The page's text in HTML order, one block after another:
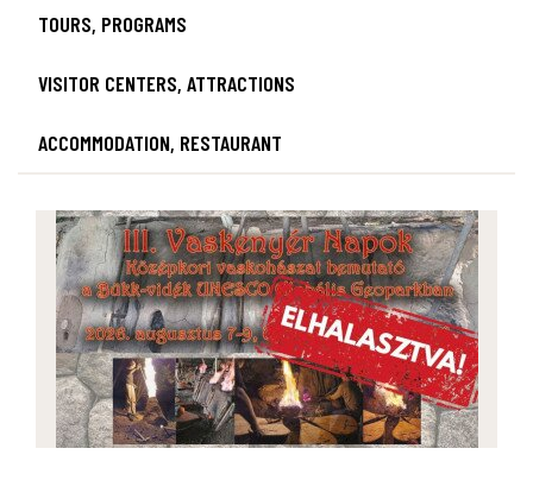
TOURS, PROGRAMS
VISITOR CENTERS, ATTRACTIONS
ACCOMMODATION, RESTAURANT